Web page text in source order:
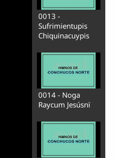
0013 -
Sufrimientupis
Chiquinacuypis
0014 - Noga
Raycum Jesúsnï